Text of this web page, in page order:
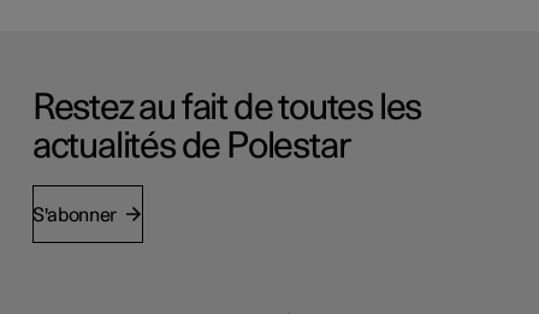
Restez au fait de toutes les
actualités de Polestar
S'abonner